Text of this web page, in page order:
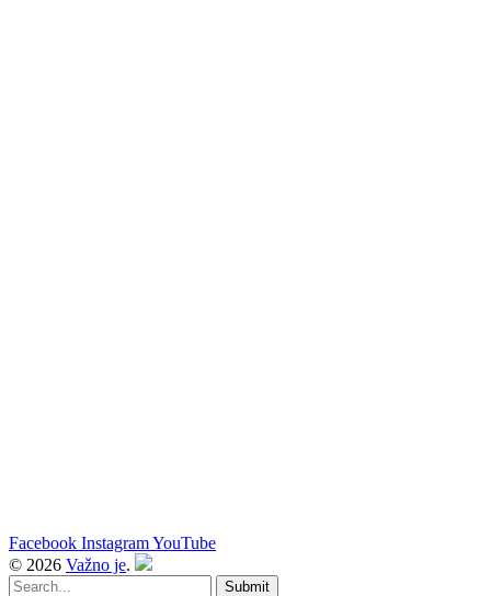
Facebook InstagramYouTube
© 2026 Važno je.
Submit